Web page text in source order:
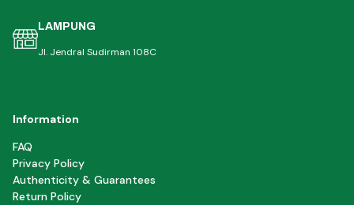
LAMPUNG
Jl. Jendral Sudirman 108C
Information
FAQ
Privacy Policy
Authenticity & Guarantees
Return Policy